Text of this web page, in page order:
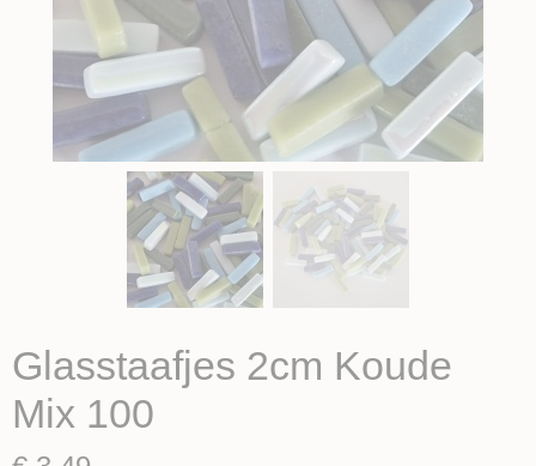
Glasstaafjes 2cm Koude
Mix 100